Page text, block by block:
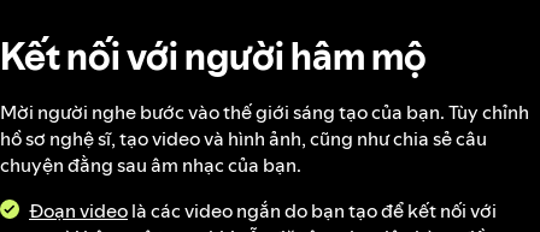
Kết nối với người hâm mộ
Mời người nghe bước vào thế giới sáng tạo của bạn. Tùy chỉnh
hồ sơ nghệ sĩ, tạo video và hình ảnh, cũng như chia sẻ câu
chuyện đằng sau âm nhạc của bạn.
Đoạn videolà các video ngắn do bạn tạo để kết nối với